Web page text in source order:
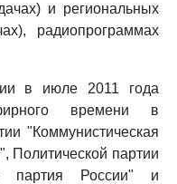
и региональных
радиопрограммах
в июле 2011 года
времени в
"Коммунистическая
Политической партии
партия России" и